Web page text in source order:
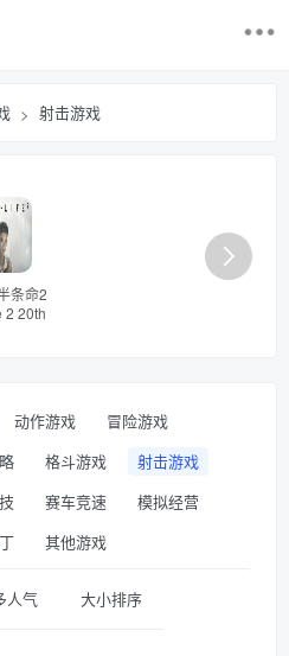
> 射击游戏
条命2
2 20th
动作游戏
冒险游戏
格斗游戏
射击游戏
赛车竞速
模拟经营
其他游戏
人气 大小排序